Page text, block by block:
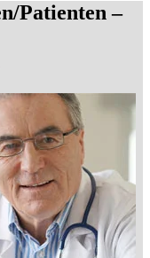
Patienten –